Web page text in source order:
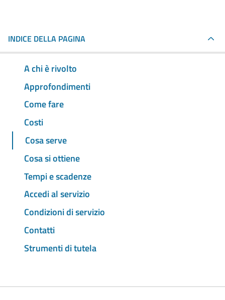
INDICE DELLA PAGINA
A chi è rivolto
Approfondimenti
Come fare
Costi
Cosa serve
Cosa si ottiene
Tempi e scadenze
Accedi al servizio
Condizioni di servizio
Contatti
Strumenti di tutela